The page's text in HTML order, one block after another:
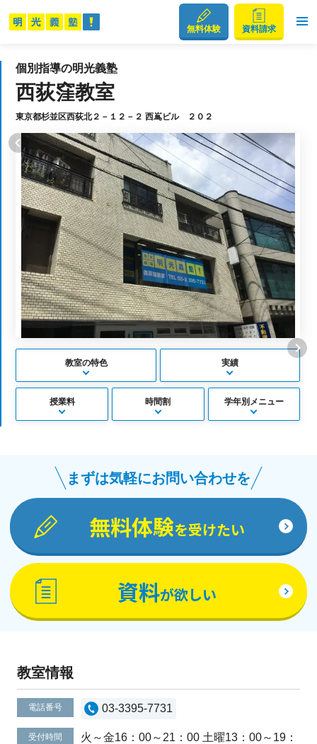
無料体験 資料請求
個別指導の明光義塾
西荻窪教室
東京都杉並区西荻北２－１２－２ 西嶌ビル ２０２
教室の特色 実績
授業料 時間割 学年別メニュー
まずは気軽にお問い合わせを
無料体験を受けたい
資料が欲しい
教室情報
電話番号 03-3395-7731
受付時間
火～金16：00～21：00 土曜13：00～19：